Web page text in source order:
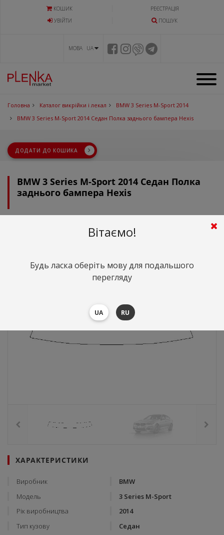
КОШИК
РЕЄСТРАЦІЯ
УВIЙТИ
ПОШУК
МОВА UA
Головна Каталог викрійки і лекал
BMW 3 Series M-Sport 2014
BMW 3 Series M-Sport 2014 Седан Полка заднього бампера Hexis
ДОДАТИ ДО КОШИКА
BMW 3 Series M-Sport 2014 Седан Полка
заднього бампера Hexis
грн.
ХАРАКТЕРИСТИКИ
Виробник
BMW
Модель
3 Series M-Sport
Рік виробництва
2014
Тип кузову
Седан
Вітаємо!
Будь ласка оберіть мову для подальшого
перегляду
UA RU